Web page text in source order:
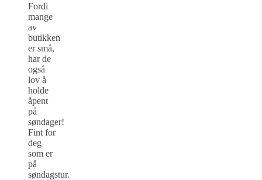
Fordi
mange
av
butikken
er små,
har de
også
lov å
holde
åpent
på
søndager!
Fint for
deg
som er
på
søndagstur.